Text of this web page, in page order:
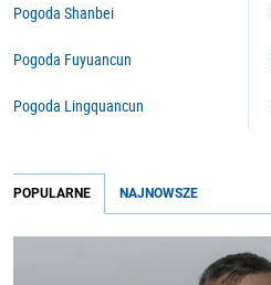
Pogoda Shanbei
Pogoda Fuyuancun
Pogoda Lingquancun
POPULARNE NAJNOWSZE